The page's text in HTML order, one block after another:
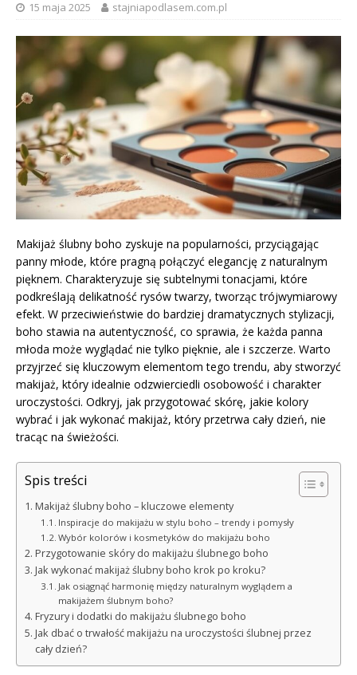
15 maja 2025 stajniapodlasem.com.pl
Makijaż ślubny boho zyskuje na popularności, przyciągając
panny młode, które pragną połączyć elegancję z naturalnym
pięknem. Charakteryzuje się subtelnymi tonacjami, które
podkreślają delikatność rysów twarzy, tworząc trójwymiarowy
efekt. W przeciwieństwie do bardziej dramatycznych stylizacji,
boho stawia na autentyczność, co sprawia, że każda panna
młoda może wyglądać nie tylko pięknie, ale i szczerze. Warto
przyjrzeć się kluczowym elementom tego trendu, aby stworzyć
makijaż, który idealnie odzwierciedli osobowość i charakter
uroczystości. Odkryj, jak przygotować skórę, jakie kolory
wybrać i jak wykonać makijaż, który przetrwa cały dzień, nie
tracąc na świeżości.
Spis treści
Makijaż ślubny boho – kluczowe elementy
Inspiracje do makijażu w stylu boho – trendy i pomysły
Wybór kolorów i kosmetyków do makijażu boho
Przygotowanie skóry do makijażu ślubnego boho
Jak wykonać makijaż ślubny boho krok po kroku?
Jak osiągnąć harmonię między naturalnym wyglądem a
makijażem ślubnym boho?
Fryzury i dodatki do makijażu ślubnego boho
Jak dbać o trwałość makijażu na uroczystości ślubnej przez
cały dzień?